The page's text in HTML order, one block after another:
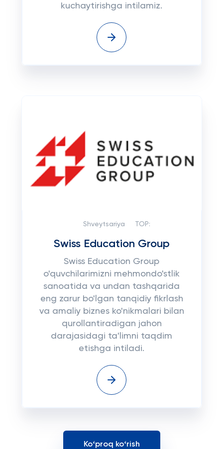
kuchaytirishga intilamiz.
Shveytsariya TOP:
Swiss Education Group
Swiss Education Group
o'quvchilarimizni mehmondo'stlik
sanoatida va undan tashqarida
eng zarur bo'lgan tanqidiy fikrlash
va amaliy biznes ko'nikmalari bilan
qurollantiradigan jahon
darajasidagi ta'limni taqdim
etishga intiladi.
Koʻproq koʻrish